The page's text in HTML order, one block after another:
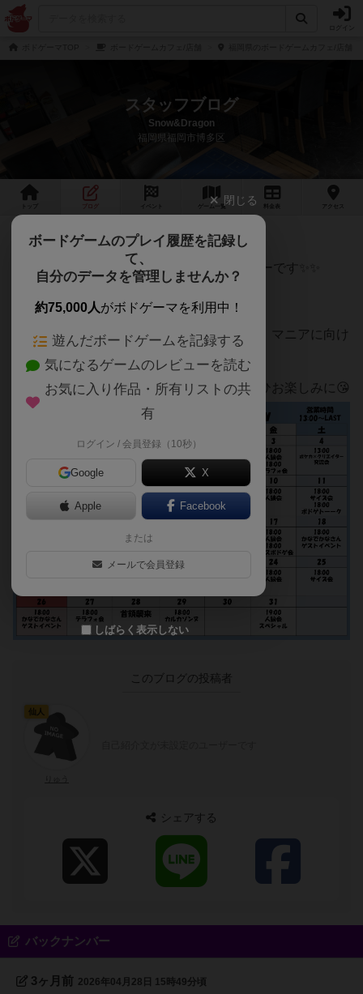
スタッフブログ
Snow&Dragon
福岡県福岡市博多区
ゲーム 一覧 料金 アクセス
10月イベントカレンダー✨️
10月度のボードゲームイベントのカレンダーです✨️✨️
定番のボードゲームを使ったイベントから、マニアに向け
イベント内容も順次あげていきますのでぜひお楽しみに😘
このブログの投稿者
仙人
シェアする
バックナンバー
3ヶ月前 2026年04月28日 15時49分頃
閉じる
ボードゲームのプレイ履歴を記録し
て、
自分のデータを管理しませんか？
約75,000人がボドゲーマを利用中！
遊んだボードゲームを記録する
気になるゲームのレビューを読む
お気に入り作品・所有リストの共
有
ログイン / 会員登録（10秒）
Google X
Apple Facebook
または
メールで会員登録
しばらく表示しない